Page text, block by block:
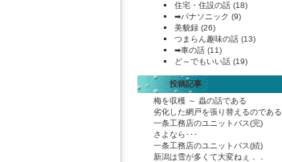
住宅・住設の話 (18)
➡パナソニック (9)
美貌録 (26)
つまらん趣味の話 (13)
➡車の話 (11)
ど～でもいい話 (19)
投稿記事
梅を収穫 ～ 蟲の話である
劣化した網戸を張り替えるのである
一条工務店のユニットバス(完)
さよなら･･･
一条工務店のユニットバス(続)
新潟は雪が多くて大変ねぇ．．